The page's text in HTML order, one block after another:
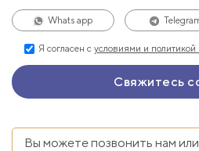
Whats app
Я согласен с условиями и политикой
Вы можете позвонить нам